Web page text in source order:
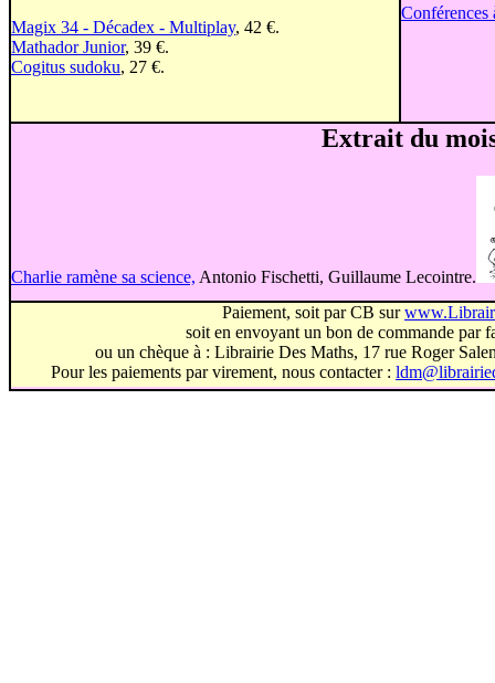
Magix 34 - Décadex - Multiplay, 42 €.
Mathador Junior, 39 €.
Cogitus sudoku, 27 €.
Conférences
Extrait du
Charlie ramène sa science, Antonio Fischetti, Guillaume Lecointre.
Paiement, soit par CB sur
soit en envoyant un bon de commande par
ou un chèque à : Librairie Des Maths, 17 rue Roger
Pour les paiements par virement, nous contacter :